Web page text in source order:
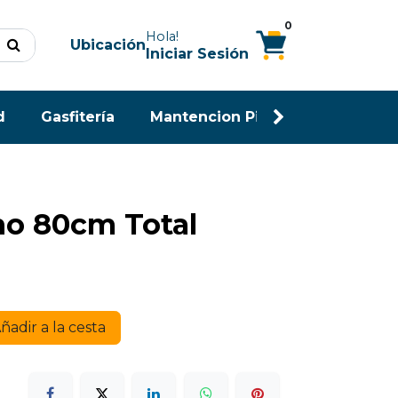
UbicaciónHola!
Iniciar Sesión
0
Gasfitería Mantencion Piscina
80cm Total
a la cesta